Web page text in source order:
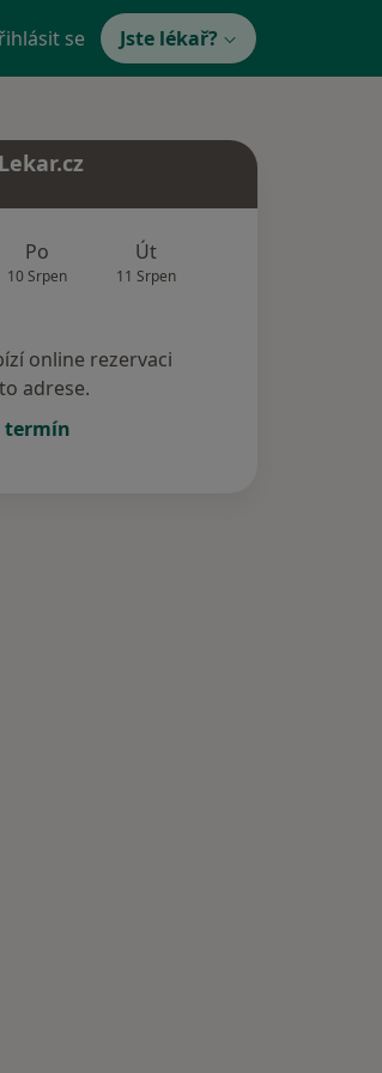
se Jste lékař?
Po
10 Srpen
Út
11 Srpen
online rezervaci
adrese.
termín